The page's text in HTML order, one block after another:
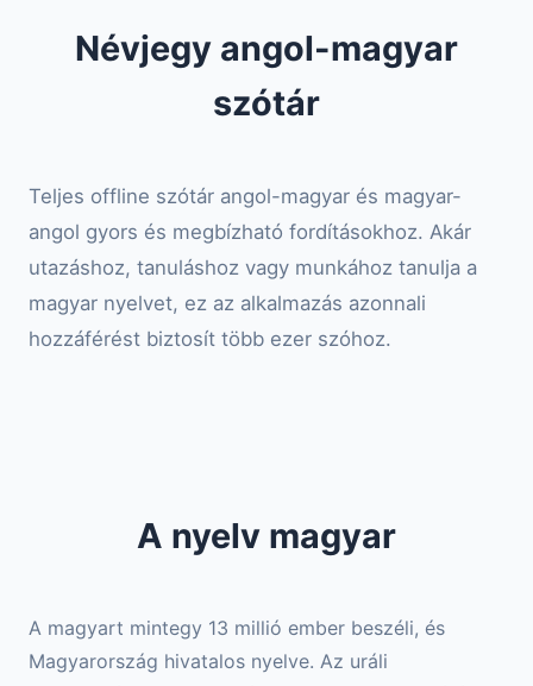
Névjegy angol-magyar
szótár
Teljes offline szótár angol-magyar és magyar-
angol gyors és megbízható fordításokhoz. Akár
utazáshoz, tanuláshoz vagy munkához tanulja a
magyar nyelvet, ez az alkalmazás azonnali
hozzáférést biztosít több ezer szóhoz.
A nyelv magyar
A magyart mintegy 13 millió ember beszéli, és
Magyarország hivatalos nyelve. Az uráli